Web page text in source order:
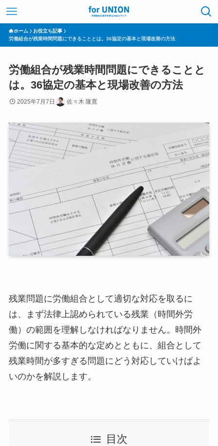
ホーム
お役立ち記事
労働組合が残業時間問題にできることとは。36協定の基本と現場改善の方法
労働組合が残業時間問題にできることと
は。36協定の基本と現場改善の方法
2025年7月7日 佐々木 隆寛
残業問題に労働組合として適切な対応を取るに
は、まず法律上認められている残業（時間外労
働）の範囲を理解しなければなりません。時間外
労働に関する基本的な定めとともに、組合として
残業時間が多すぎる問題にどう対応していけばよ
いのかを解説します。
目次